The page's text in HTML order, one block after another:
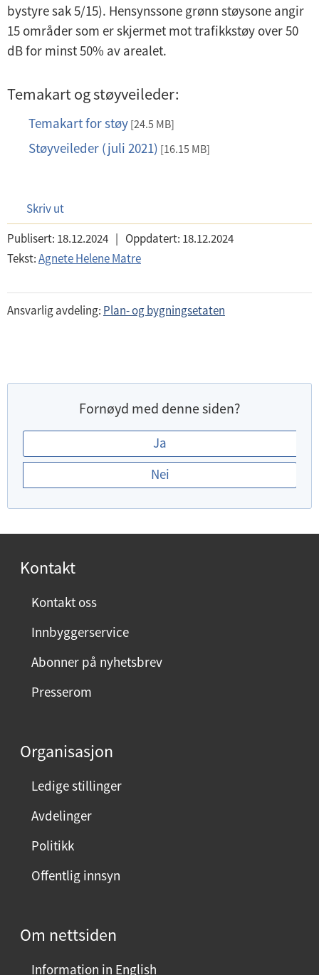
bystyre sak 5/15). Hensynssone grønn støysone angir
15 områder som er skjermet mot trafikkstøy over 50
dB for minst 50% av arealet.
Temakart og støyveileder:
Temakart for støy [24.5 MB]
Støyveileder (juli 2021) [16.15 MB]
Skriv ut
Publisert: 18.12.2024 | Oppdatert: 18.12.2024
Tekst:Agnete Helene Matre
Ansvarlig avdeling: Plan- og bygningsetaten
Fornøyd med denne siden?
E
r
o
r
n
m
n
V
Ja
Nei
Kontakt
Kontakt oss
Innbyggerservice
Abonner på nyhetsbrev
Presserom
Organisasjon
Ledige stillinger
Avdelinger
Politikk
Offentlig innsyn
Om nettsiden
Information in English